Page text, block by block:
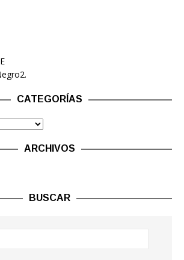
CATEGORÍAS
ARCHIVOS
BUSCAR